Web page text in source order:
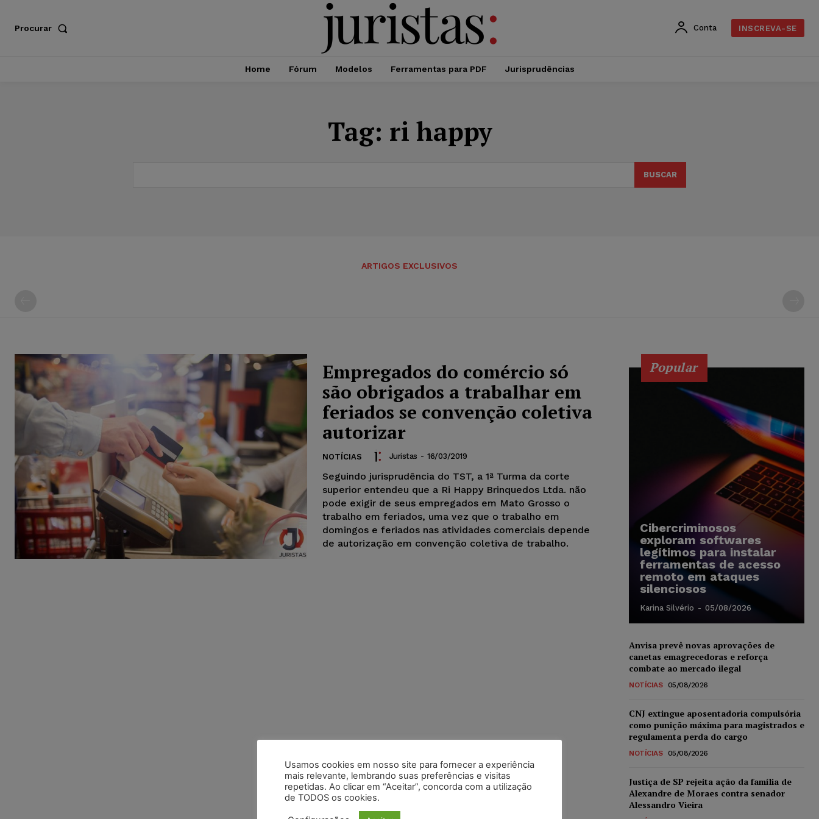
Procurar Conta INSCREVA-SE
Home Fórum Modelos Ferramentas para PDF Jurisprudências
Tag: ri happy
BUSCAR
ARTIGOS EXCLUSIVOS
Empregados do comércio só
são obrigados a trabalhar em
feriados se convenção coletiva
autorizar
NOTÍCIAS Juristas - 16/03/2019
Seguindo jurisprudência do TST, a 1ª Turma da corte
superior entendeu que a Ri Happy Brinquedos Ltda. não
pode exigir de seus empregados em Mato Grosso o
trabalho em feriados, uma vez que o trabalho em
domingos e feriados nas atividades comerciais depende
de autorização em convenção coletiva de trabalho.
Popular
Cibercriminosos
exploram softwares
legítimos para instalar
ferramentas de acesso
remoto em ataques
silenciosos
Karina Silvério - 05/08/2026
Anvisa prevê novas aprovações de
canetas emagrecedoras e reforça
combate ao mercado ilegal
NOTÍCIAS 05/08/2026
CNJ extingue aposentadoria compulsória
como punição máxima para magistrados e
regulamenta perda do cargo
NOTÍCIAS 05/08/2026
Justiça de SP rejeita ação da família de
Alexandre de Moraes contra senador
Alessandro Vieira
Usamos cookies em nosso site para fornecer a experiência
mais relevante, lembrando suas preferências e visitas
repetidas. Ao clicar em “Aceitar”, concorda com a utilização
de TODOS os cookies.